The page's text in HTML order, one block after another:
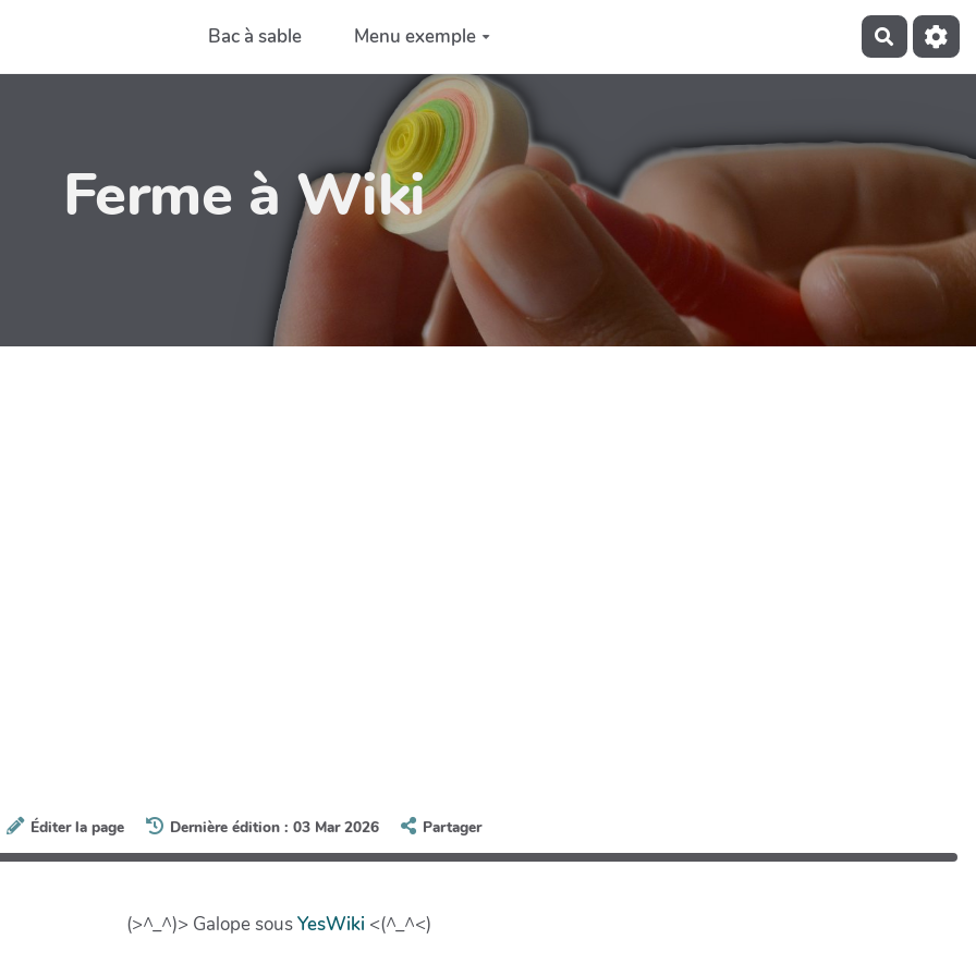
Bac à sable Menu exemple
Ferme à Wiki
Éditer la page Dernière édition : 03 Mar 2026 Partager
(>^_^)> Galope sousYesWiki <(^_^<)